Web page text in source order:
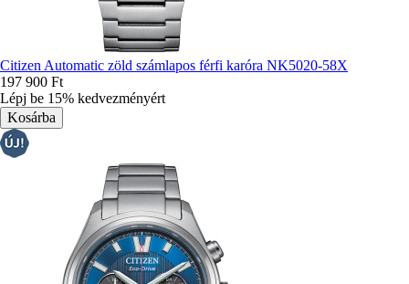
Citizen Automatic zöld számlapos férfi karóra NK5020-58X
197 900 Ft
Lépj be 15% kedvezményért